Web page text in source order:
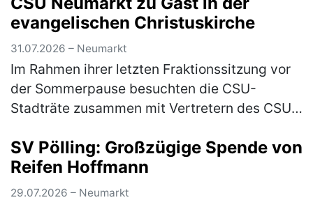
evangelischen Christuskirche
31.07.2026 – Neumarkt
Im Rahmen ihrer letzten Fraktionssitzung vor
der Sommerpause besuchten die CSU-
Stadträte zusammen mit Vertretern des CSU-
Christuskirche. Geschäftsführender Pfarrer
Mich…(mehr)
SV Pölling: Großzügige Spende von
Reifen Hoffmann
29.07.2026 – Neumarkt